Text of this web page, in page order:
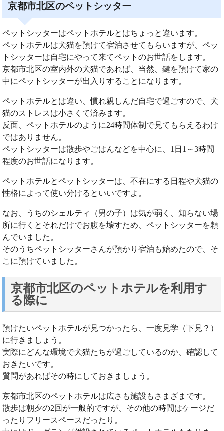
京都市北区のペットシッター
ペットシッターはペットホテルとはちょっと違います。
ペットホテルは犬猫を預けて宿泊させてもらいますが、ペッ
トシッターは自宅にやって来てペットのお世話をします。
京都市北区の室内外の犬猫であれば、当然、鍵を預けて家の
中にペットシッターが出入りすることになります。
ペットホテルとは違い、慣れ親しんだ自宅で過ごすので、犬
猫のストレスは小さくて済みます。
反面、ペットホテルのように24時間体制で見てもらえるわけ
ではありません。
ペットシッターは散歩やごはんなどを中心に、1日1～3時間
程度のお世話になります。
ペットホテルとペットシッターは、不在にする日程や犬猫の
性格によって使い分けるといいですよ。
なお、うちのシェルティ（男の子）は気が弱く、知らない場
所に行くとそれだけでお腹を壊すため、ペットシッターを頼
んでいました。
そのうちペットシッターさんが預かり宿泊も始めたので、そ
こに預けていました。
京都市北区のペットホテルを利用す
る際に
預けたいペットホテルが見つかったら、一度見学（下見？）
に行きましょう。
実際にどんな環境で犬猫たちが過ごしているのか、確認して
おきたいです。
質問があればその時にしておきましょう。
京都市北区のペットホテルは広さも施設もさまざまです。
散歩は朝夕の2回が一般的ですが、その他の時間はケージだ
ったりフリースペースだったり。